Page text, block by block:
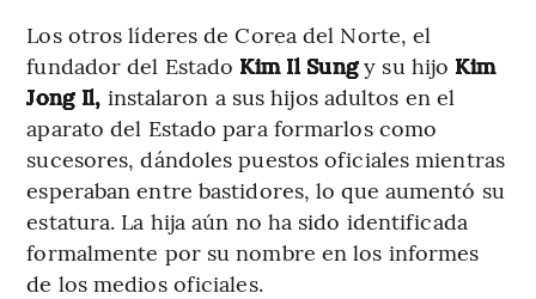
Los otros líderes de Corea del Norte, el
fundador del Estado Kim Il Sungy su hijo Kim
Jong Il, instalaron a sus hijos adultos en el
aparato del Estado para formarlos como
sucesores, dándoles puestos oficiales mientras
esperaban entre bastidores, lo que aumentó su
estatura. La hija aún no ha sido identificada
formalmente por su nombre en los informes
de los medios oficiales.